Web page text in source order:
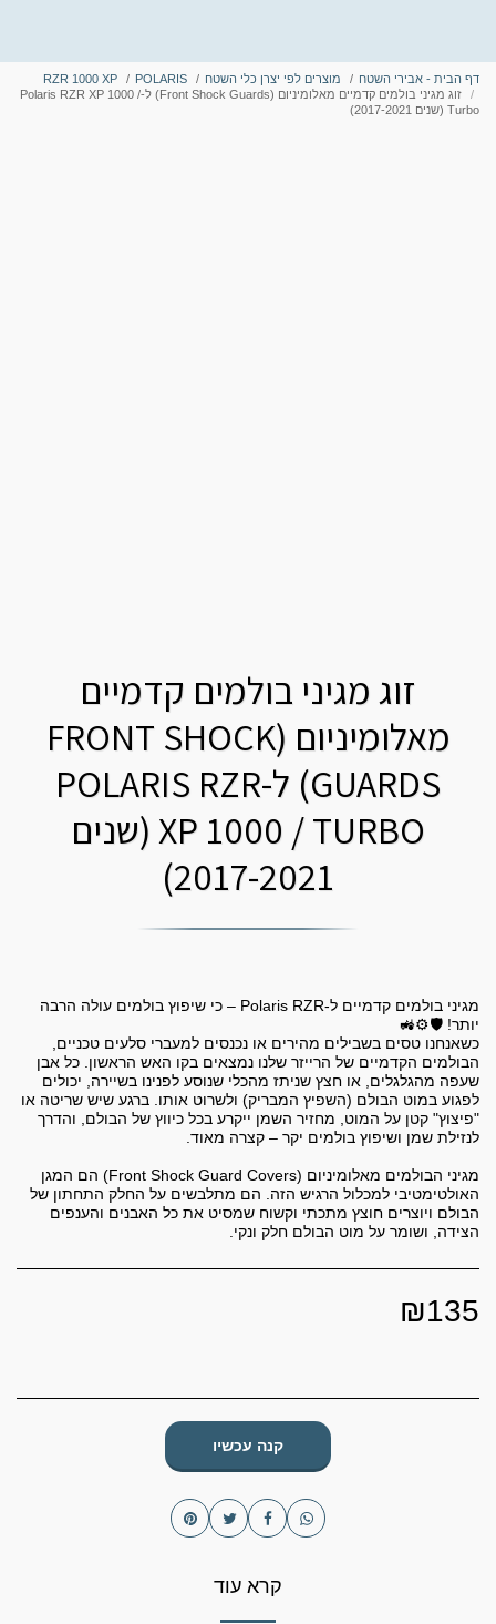
דף הבית - אבירי השטח מוצרים לפי יצרן כלי השטח POLARIS
RZR 1000 XP
זוג מגיני בולמים קדמיים מאלומיניום (Front Shock Guards) ל-Polaris RZR XP 1000 /
Turbo (שנים 2017-2021)
זוג מגיני בולמים קדמיים
מאלומיניום (FRONT SHOCK
GUARDS) ל-POLARIS RZR
XP 1000 / TURBO (שנים
2017-2021)
מגיני בולמים קדמיים ל-Polaris RZR – כי שיפוץ בולמים עולה הרבה
כשאנחנו טסים בשבילים מהירים או נכנסים למעברי סלעים טכניים,
הבולמים הקדמיים של הרייזר שלנו נמצאים בקו האש הראשון. כל אבן
שעפה מהגלגלים, או חצץ שניתז מהכלי שנוסע לפנינו בשיירה, יכולים
לפגוע במוט הבולם (השפיץ המבריק) ולשרוט אותו. ברגע שיש שריטה או
"פיצוץ" קטן על המוט, מחזיר השמן ייקרע בכל כיווץ של הבולם, והדרך
מגיני הבולמים מאלומיניום (Front Shock Guard Covers) הם המגן
האולטימטיבי למכלול הרגיש הזה. הם מתלבשים על החלק התחתון של
הבולם ויוצרים חוצץ מתכתי וקשוח שמסיט את כל האבנים והענפים
הצידה, ושומר על מוט הבולם חלק ונקי.
₪135
קנה עכשיו
קרא עוד